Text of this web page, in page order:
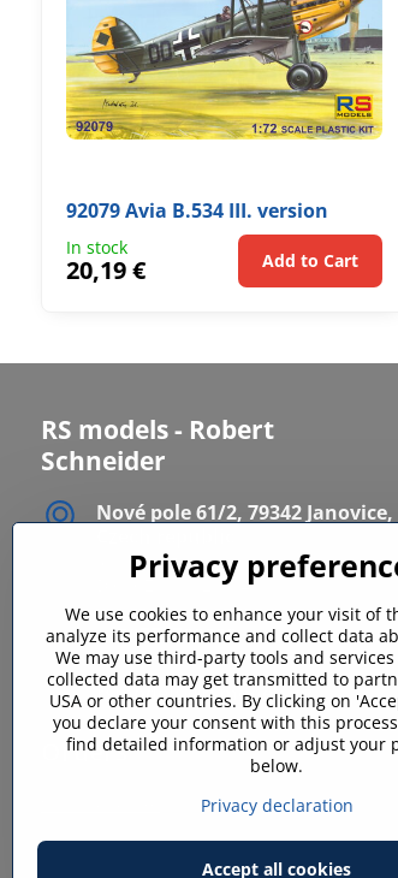
92079 Avia B.534 III. version
In stock
20,19 € Add to Cart
RS models - Robert
Schneider
Nové pole 61/2, 79342 Janovice,
IČ: 12086568
DIČ: CZ6611120164
+420776733309
rsmodels​@rsmodels​.cz
Orders
Privacy
We use cookies to enhance your visit of
analyze its performance and collect data
We may use third-party tools and
collected data may get transmitted to
USA or other countries. By clicking on
you declare your consent with this
find detailed information or adjust your
below.
Privacy declaration
Accept all cookies